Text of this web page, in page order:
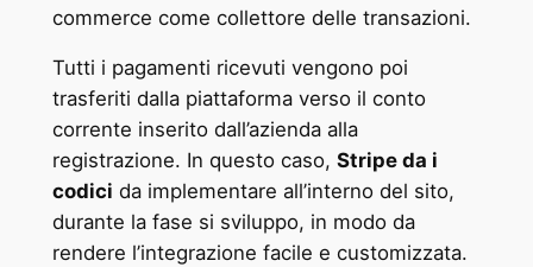
commerce come collettore delle transazioni.
Tutti i pagamenti ricevuti vengono poi
trasferiti dalla piattaforma verso il conto
corrente inserito dall’azienda alla
registrazione. In questo caso, Stripe da i
codici da implementare all’interno del sito,
durante la fase si sviluppo, in modo da
rendere l’integrazione facile e customizzata.